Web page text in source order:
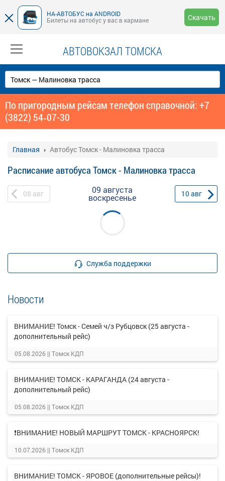
НА-АВТОБУС на ANDROID
Билеты на автобус у вас в кармане
Скачать
АВТОВОКЗАЛ ТОМСКА
По пригородным рейсам телефон справочной: +7
(3822) 54‑07-30
Главная Автобус Томск - Малиновка трасса
Расписание автобуса Томск - Малиновка трасса
08 авг 09 августа
воскресенье 10авг
Служба поддержки
Новости
ВНИМАНИЕ! Томск - Семей ч/з Рубцовск (25 августа -
дополнительный рейс)
05.08.2026 || Томск КДП
ВНИМАНИЕ! ТОМСК - КАРАГАНДА (24 августа -
дополнительный рейс)
05.08.2026 || Томск КДП
❗ВНИМАНИЕ! НОВЫЙ МАРШРУТ ТОМСК - КРАСНОЯРСК!
10.07.2026 || Томск КДП
ВНИМАНИЕ! ТОМСК - ЯРОВОЕ (дополнительные рейсы)!